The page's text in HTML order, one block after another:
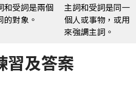
和受詞是兩個
的對象。
主詞和受詞是同一
個人或事物，或用
來強調主詞。
習及答案